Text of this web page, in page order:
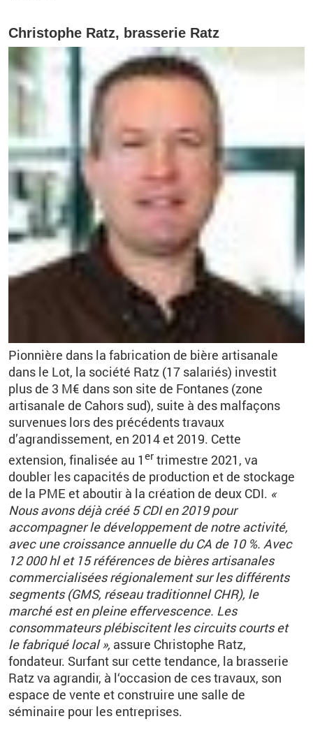
Christophe Ratz, brasserie Ratz
Pionnière dans la fabrication de bière artisanale
dans le Lot, la société Ratz (17 salariés) investit
plus de 3 M€ dans son site de Fontanes (zone
artisanale de Cahors sud), suite à des malfaçons
survenues lors des précédents travaux
d’agrandissement, en 2014 et 2019. Cette
extension, finalisée au 1 er trimestre 2021, va
doubler les capacités de production et de stockage
de la PME et aboutir à la création de deux CDI. «
Nous avons déjà créé 5 CDI en 2019 pour
accompagner le développement de notre activité,
avec une croissance annuelle du CA de 10 %. Avec
12 000 hl et 15 références de bières artisanales
commercialisées régionalement sur les différents
segments (GMS, réseau traditionnel CHR), le
marché est en pleine effervescence. Les
consommateurs plébiscitent les circuits courts et
le fabriqué local », assure Christophe Ratz,
fondateur. Surfant sur cette tendance, la brasserie
Ratz va agrandir, à l‘occasion de ces travaux, son
espace de vente et construire une salle de
séminaire pour les entreprises.